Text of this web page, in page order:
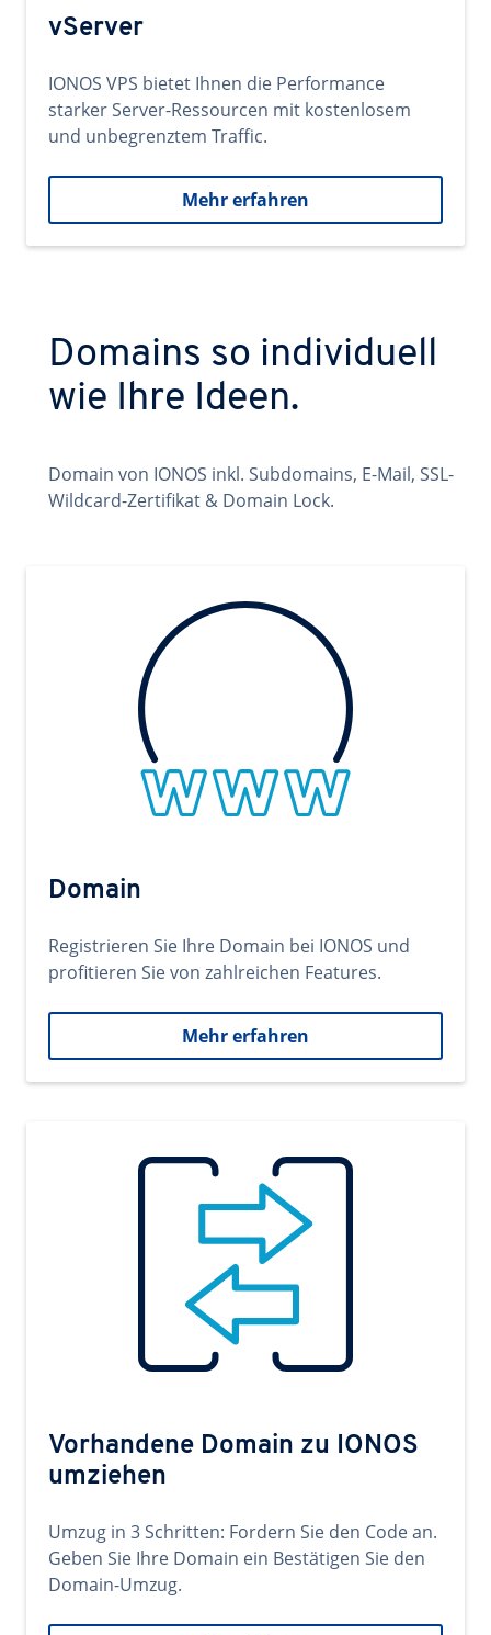
vServer
IONOS VPS bietet Ihnen die Performance
starker Server-Ressourcen mit kostenlosem
und unbegrenztem Traffic.
Mehr erfahren
Domains so individuell
wie Ihre Ideen.
Domain von IONOS inkl. Subdomains, E-Mail, SSL-
Wildcard-Zertifikat & Domain Lock.
Domain
Registrieren Sie Ihre Domain bei IONOS und
profitieren Sie von zahlreichen Features.
Mehr erfahren
Vorhandene Domain zu IONOS
umziehen
Umzug in 3 Schritten: Fordern Sie den Code an.
Geben Sie Ihre Domain ein Bestätigen Sie den
Domain-Umzug.